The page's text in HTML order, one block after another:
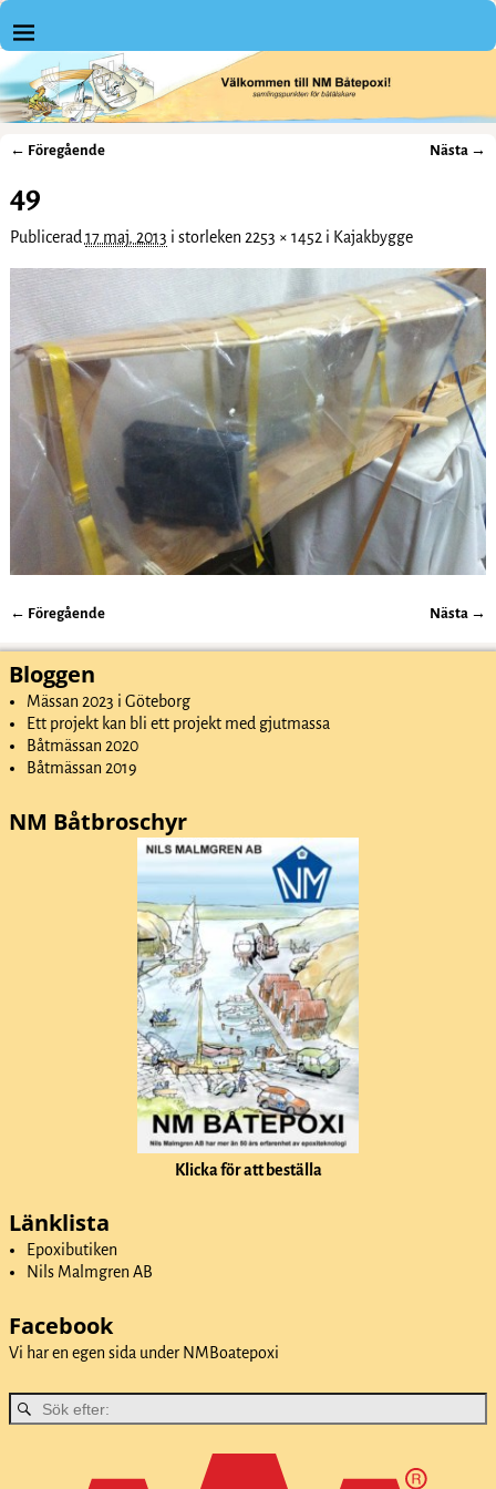
← Föregående Nästa →
49
Publicerad 17 maj, 2013 i storleken 2253 × 1452 i Kajakbygge
← Föregående Nästa →
Bloggen
Mässan 2023 i Göteborg
Ett projekt kan bli ett projekt med gjutmassa
Båtmässan 2020
Båtmässan 2019
NM Båtbroschyr
Klicka för att beställa
Länklista
Epoxibutiken
Nils Malmgren AB
Facebook
Vi har en egen sida under NMBoatepoxi